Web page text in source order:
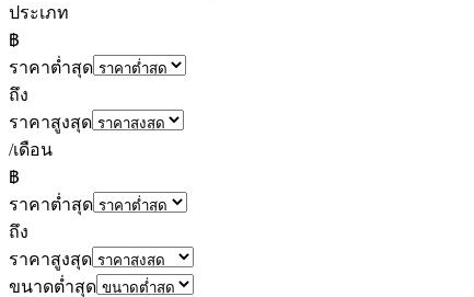
ประเภท
฿
ราคาต่ำสุด
ถึง
ราคาสูงสุด
/เดือน
฿
ราคาต่ำสุด
ถึง
ราคาสูงสุด
ขนาดต่ำสุด